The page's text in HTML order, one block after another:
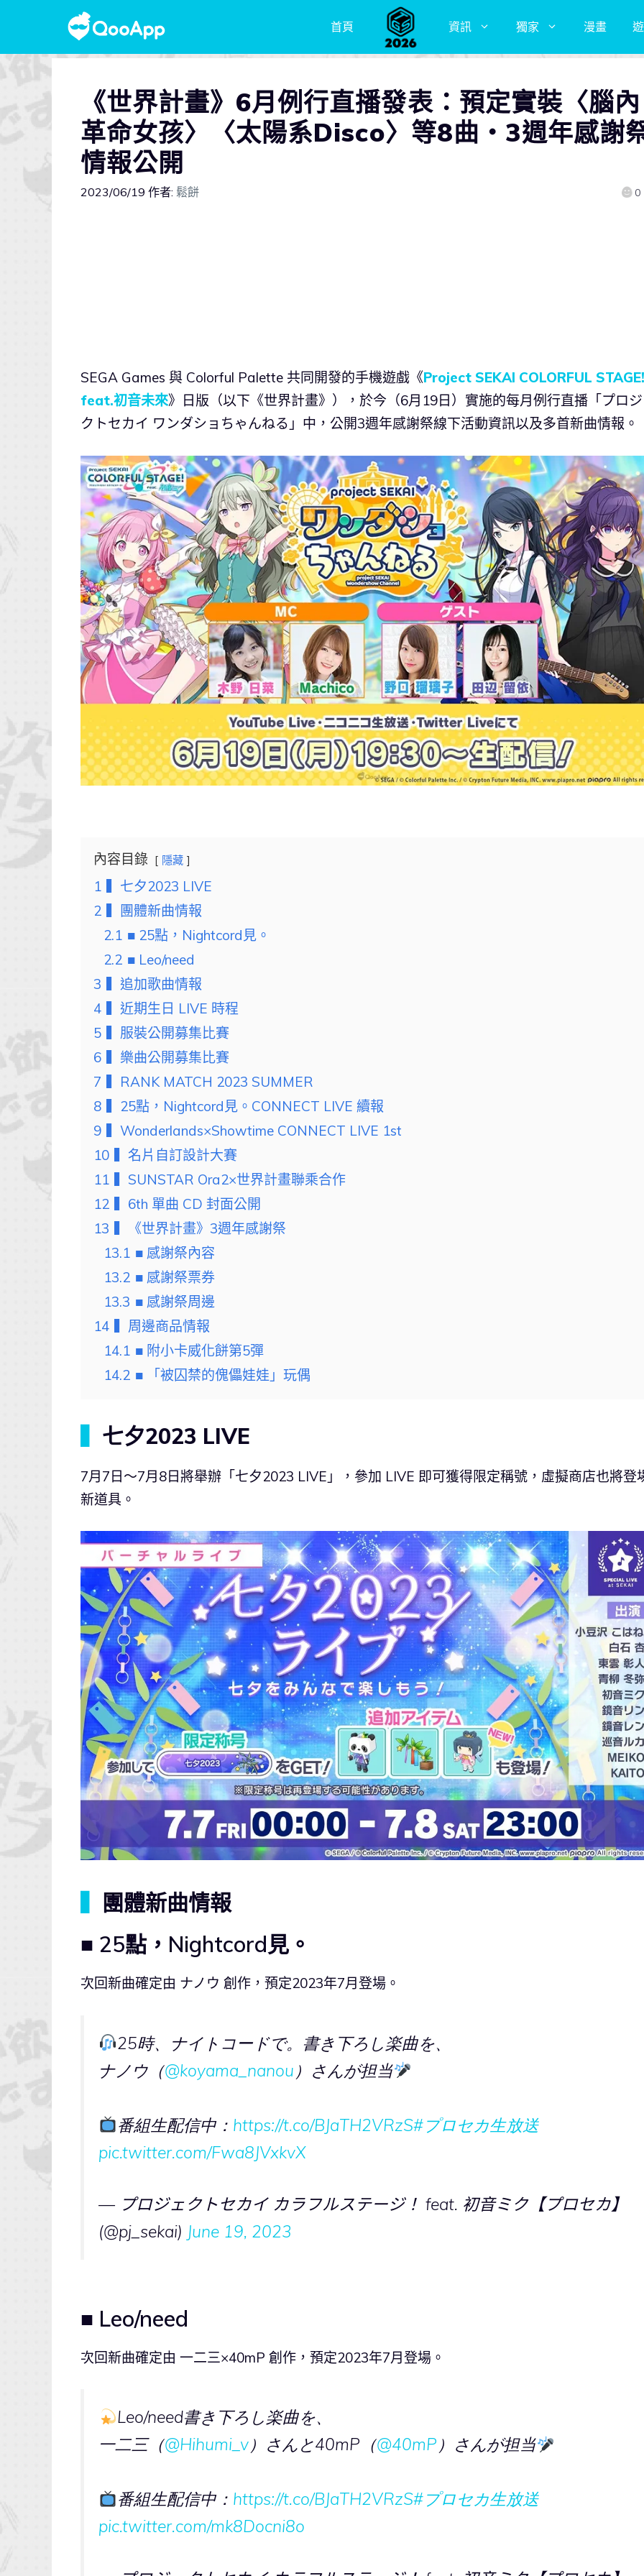
首頁 資訊 獨家 漫畫
《世界計畫》6月例行直播發表：預定實裝〈腦內
革命女孩〉〈太陽系Disco〉等8曲・3週年感謝
情報公開
2023/06/19 作者: 鬆餅 0
SEGA Games 與 Colorful Palette 共同開發的手機遊戲《Project SEKAI COLORFUL STAGE!
feat.初音未來》日版（以下《世界計畫》），於今（6月19日）實施的每月例行直播「プロ
クトセカイ ワンダショちゃんねる」中，公開3週年感謝祭線下活動資訊以及多首新曲情報。
內容目錄 隱藏
1
▍七夕2023 LIVE
2
▍團體新曲情報
2.1 ■ 25點，Nightcord見。
2.2 ■ Leo/need
3
▍追加歌曲情報
4
▍近期生日 LIVE 時程
5
▍服裝公開募集比賽
6
▍樂曲公開募集比賽
7
▍RANK MATCH 2023 SUMMER
8
▍25點，Nightcord見。CONNECT LIVE 續報
9
▍Wonderlands×Showtime CONNECT LIVE 1st
10
▍名片自訂設計大賽
11
▍SUNSTAR Ora2×世界計畫聯乘合作
12
▍6th 單曲 CD 封面公開
13
▍《世界計畫》3週年感謝祭
13.1 ■ 感謝祭內容
13.2 ■ 感謝祭票券
13.3 ■ 感謝祭周邊
14
▍周邊商品情報
14.1 ■ 附小卡威化餅第5彈
14.2 ■ 「被囚禁的傀儡娃娃」玩偶
七夕2023 LIVE
7月7日～7月8日將舉辦「七夕2023 LIVE」，參加 LIVE 即可獲得限定稱號，虛擬商店也將登
新道具。
團體新曲情報
■ 25點，Nightcord見。
次回新曲確定由 ナノウ 創作，預定2023年7月登場。
25時、ナイトコードで。書き下ろし楽曲を、
ナノウ（@koyama_nanou ）さんが担当
番組生配信中： https://t.co/BJaTH2VRzS#プロセカ生放送
pic.twitter.com/Fwa8JVxkvX
— プロジェクトセカイ カラフルステージ！ feat. 初音ミク【プロセカ】
(@pj_sekai) June 19, 2023
■ Leo/need
次回新曲確定由 一二三×40mP 創作，預定2023年7月登場。
Leo/need書き下ろし楽曲を、
一二三（@Hihumi_v）さんと40mP（@40mP ）さんが担当
番組生配信中： https://t.co/BJaTH2VRzS#プロセカ生放送
pic.twitter.com/mk8Docni8o